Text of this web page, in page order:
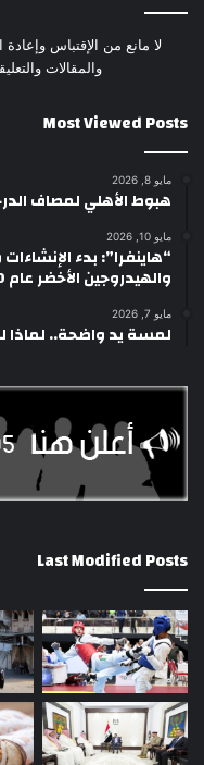
لا مانع من الإقتباس
والمقالات
Most Viewed Posts
مايو 8, 2026
هبوط الأهلي لمصاف
مايو 10, 2026
“هاينفرا”: بدء
والهيدروجين الأخضر عام 2030
مايو 7, 2026
لمسة يد واضحة.. لماذا
Last Modified Posts